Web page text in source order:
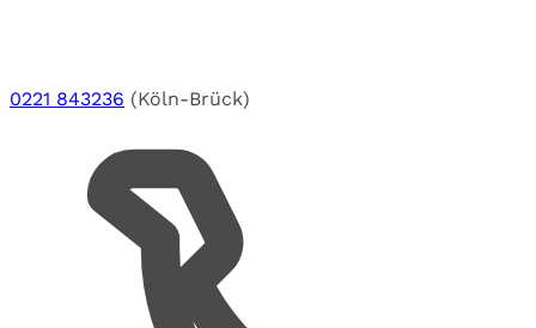
0221 843236 (Köln-Brück)